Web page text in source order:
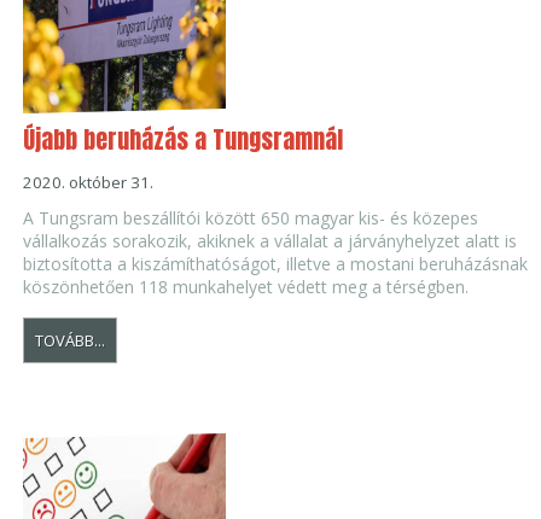
Újabb beruházás a Tungsramnál
2020. október 31.
A Tungsram beszállítói között 650 magyar kis- és közepes
vállalkozás sorakozik, akiknek a vállalat a járványhelyzet alatt is
biztosította a kiszámíthatóságot, illetve a mostani beruházásnak
köszönhetően 118 munkahelyet védett meg a térségben.
TOVÁBB...